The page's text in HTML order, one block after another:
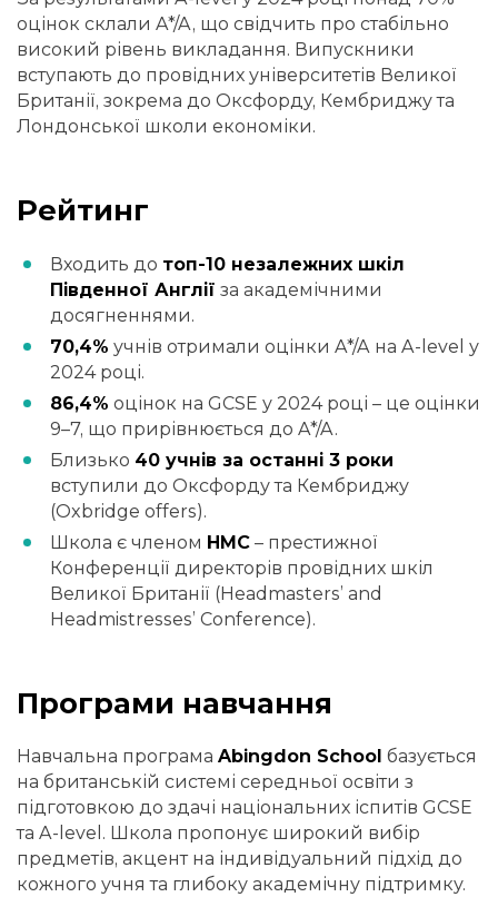
оцінок склали A*/A, що свідчить про стабільно
високий рівень викладання. Випускники
вступають до провідних університетів Великої
Британії, зокрема до Оксфорду, Кембриджу та
Лондонської школи економіки.
Рейтинг
Входить до топ-10 незалежних шкіл
Південної Англії за академічними
досягненнями.
70,4% учнів отримали оцінки A*/A на A-level у
2024 році.
86,4% оцінок на GCSE у 2024 році – це оцінки
9–7, що прирівнюється до A*/A.
Близько 40 учнів за останні 3 роки
вступили до Оксфорду та Кембриджу
(Oxbridge offers).
Школа є членом HMC – престижної
Конференції директорів провідних шкіл
Великої Британії (Headmasters’ and
Headmistresses’ Conference).
Програми навчання
Навчальна програма Abingdon School базується
на британській системі середньої освіти з
підготовкою до здачі національних іспитів GCSE
та A-level. Школа пропонує широкий вибір
предметів, акцент на індивідуальний підхід до
кожного учня та глибоку академічну підтримку.